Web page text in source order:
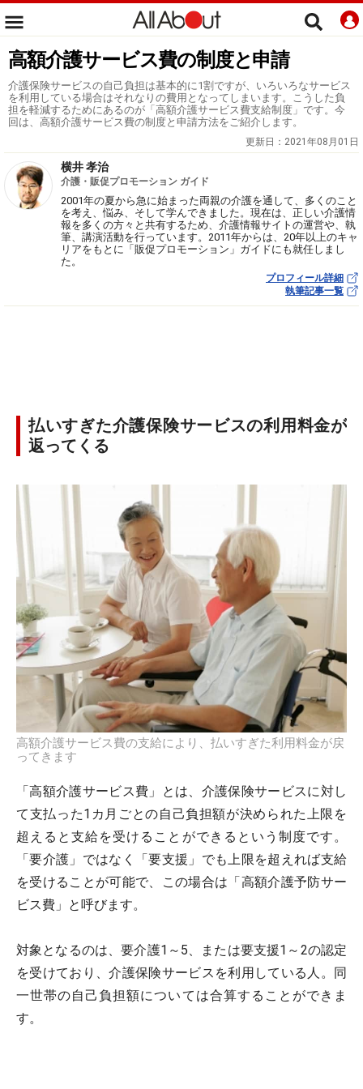
高額介護サービス費の制度と申請
介護保険サービスの自己負担は基本的に1割ですが、いろいろなサービス
を利用している場合はそれなりの費用となってしまいます。こうした負
担を軽減するためにあるのが「高額介護サービス費支給制度」です。今
回は、高額介護サービス費の制度と申請方法をご紹介します。
更新日： 2021年08月01日
横井 孝治
介護・販促プロモーション ガイド
2001年の夏から急に始まった両親の介護を通して、多くのこと
を考え、悩み、そして学んできました。現在は、正しい介護情
報を多くの方々と共有するため、介護情報サイトの運営や、執
筆、講演活動を行っています。2011年からは、20年以上のキャ
リアをもとに「販促プロモーション」ガイドにも就任しまし
た。
プロフィール詳細
執筆記事一覧
払いすぎた介護保険サービスの利用料金が
返ってくる
高額介護サービス費の支給により、払いすぎた利用料金が戻
ってきます
「高額介護サービス費」とは、介護保険サービスに対し
て支払った1カ月ごとの自己負担額が決められた上限を
超えると支給を受けることができるという制度です。
「要介護」ではなく「要支援」でも上限を超えれば支給
を受けることが可能で、この場合は「高額介護予防サー
ビス費」と呼びます。
対象となるのは、要介護1～5、または要支援1～2の認定
を受けており、介護保険サービスを利用している人。同
一世帯の自己負担額については合算することができま
す。